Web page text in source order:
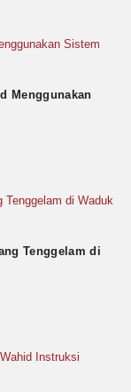
Menggunakan
Tenggelam di